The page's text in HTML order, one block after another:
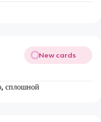
New cards
сплошной